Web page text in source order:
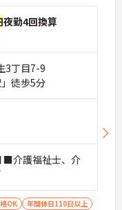
夜勤4回換算
3丁目7-9
徒歩5分
■介護福祉士、介
OK
年間休日110日以上